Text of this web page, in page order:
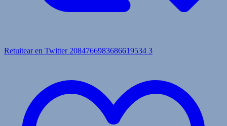
Retuitear en Twitter 2084766983686619534 3